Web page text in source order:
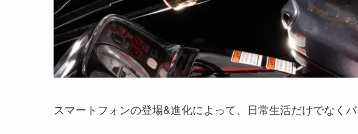
スマートフォンの登場&進化によって、日常生活だけでなく